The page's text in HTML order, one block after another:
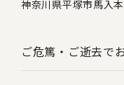
神奈川県平塚市馬入
ご危篤・ご逝去で